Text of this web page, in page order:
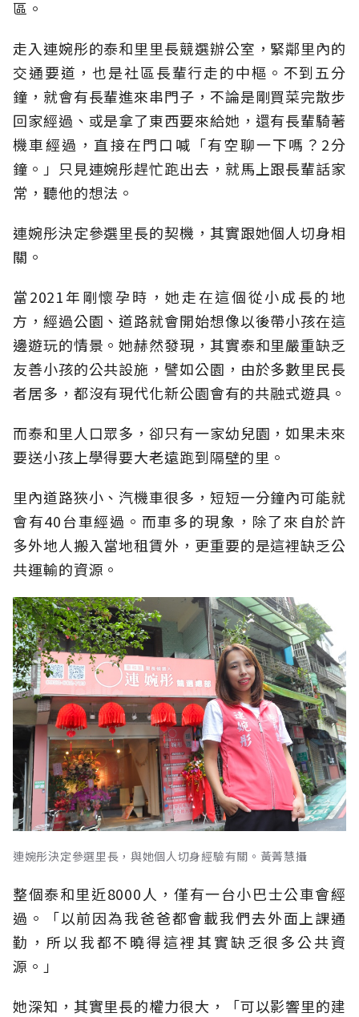
區。
走入連婉彤的泰和里里長競選辦公室，緊鄰里內的
交通要道，也是社區長輩行走的中樞。不到五分
鐘，就會有長輩進來串門子，不論是剛買菜完散步
回家經過、或是拿了東西要來給她，還有長輩騎著
機車經過，直接在門口喊「有空聊一下嗎？2分
鐘。」只見連婉彤趕忙跑出去，就馬上跟長輩話家
常，聽他的想法。
連婉彤決定參選里長的契機，其實跟她個人切身相
關。
當2021年剛懷孕時，她走在這個從小成長的地
方，經過公園、道路就會開始想像以後帶小孩在這
邊遊玩的情景。她赫然發現，其實泰和里嚴重缺乏
友善小孩的公共設施，譬如公園，由於多數里民長
者居多，都沒有現代化新公園會有的共融式遊具。
而泰和里人口眾多，卻只有一家幼兒園，如果未來
要送小孩上學得要大老遠跑到隔壁的里。
里內道路狹小、汽機車很多，短短一分鐘內可能就
會有40台車經過。而車多的現象，除了來自於許
多外地人搬入當地租賃外，更重要的是這裡缺乏公
共運輸的資源。
連婉彤決定參選里長，與她個人切身經驗有關。黃菁慧攝
整個泰和里近8000人，僅有一台小巴士公車會經
過。「以前因為我爸爸都會載我們去外面上課通
勤，所以我都不曉得這裡其實缺乏很多公共資
源。」
她深知，其實里長的權力很大，「可以影響里的建